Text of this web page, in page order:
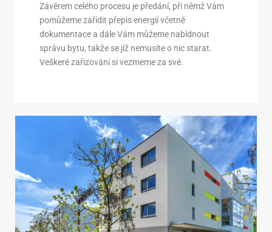
Závěrem celého procesu je předání, při němž Vám
pomůžeme zařídit přepis energií včetně
dokumentace a dále Vám můžeme nabídnout
správu bytu, takže se již nemusíte o nic starat.
Veškeré zařizování si vezmeme za své.